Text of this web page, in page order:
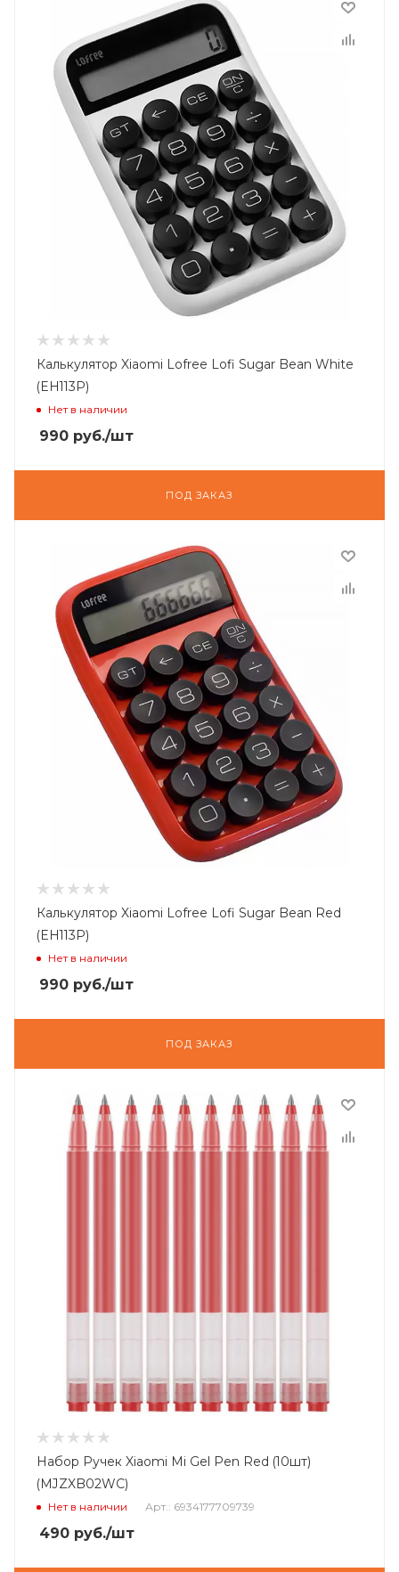
Калькулятор Xiaomi Lofree Lofi Sugar Bean White
(EH113P)
Нет в наличии
990 руб./шт
ПОД ЗАКАЗ
Калькулятор Xiaomi Lofree Lofi Sugar Bean Red
(EH113P)
Нет в наличии
990 руб./шт
ПОД ЗАКАЗ
Набор Ручек Xiaomi Mi Gel Pen Red (10шт)
(MJZXB02WC)
Нет в наличии Арт.: 6934177709739
490 руб./шт